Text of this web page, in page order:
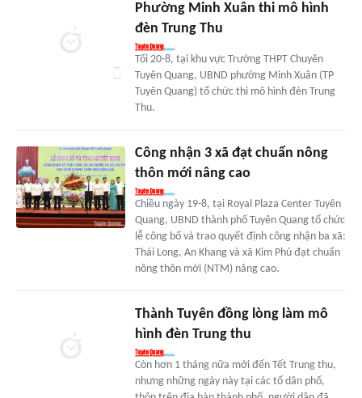
Phường Minh Xuân thi mô hình
đèn Trung Thu
Tối 20-8, tại khu vực Trường THPT Chuyên
Tuyên Quang, UBND phường Minh Xuân (TP
Tuyên Quang) tổ chức thi mô hình đèn Trung
Thu.
Công nhận 3 xã đạt chuẩn nông
thôn mới nâng cao
Chiều ngày 19-8, tại Royal Plaza Center Tuyên
Quang, UBND thành phố Tuyên Quang tổ chức
lễ công bố và trao quyết định công nhận ba xã:
Thái Long, An Khang và xã Kim Phú đạt chuẩn
nông thôn mới (NTM) nâng cao.
Thành Tuyên đồng lòng làm mô
hình đèn Trung thu
Còn hơn 1 tháng nữa mới đến Tết Trung thu,
nhưng những ngày này tại các tổ dân phố,